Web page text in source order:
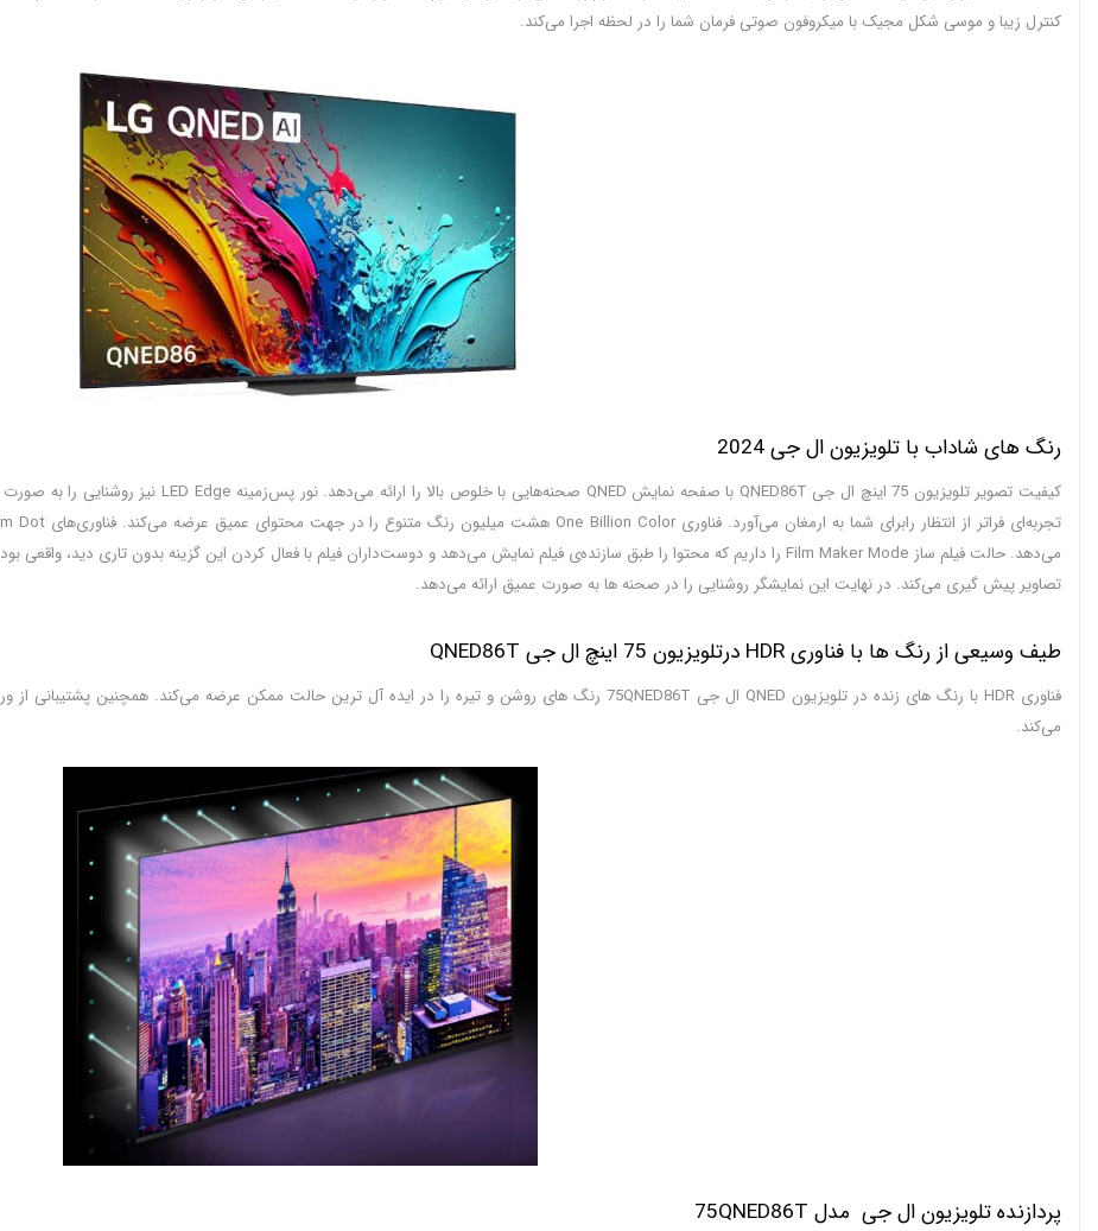
کنترل زیبا و موسی شکل مجیک با میکروفون صوتی فرمان شما را در لحظه اجرا می‌کند.
رنگ های شاداب با تلویزیون ال جی 2024
تصاویر پیش گیری می‌کند. در نهایت این نمایشگر روشنایی را در صحنه ها به صورت عمیق ارائه می‌دهد.
طیف وسیعی از رنگ ها با فناوری HDR درتلویزیون 75 اینچ ال جی QNED86T
می‌کند.
پردازنده تلویزیون ال جی مدل 75QNED86T